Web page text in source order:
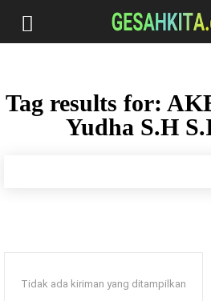
Tag results for:
Yudha S.H
Tidak ada kiriman yang ditampilkan